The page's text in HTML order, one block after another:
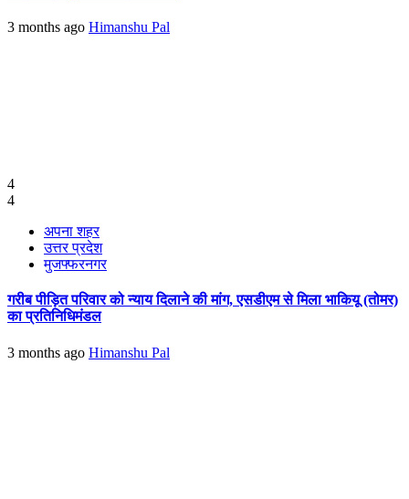
3 months ago Himanshu Pal
4
4
अपना शहर
उत्तर प्रदेश
मुजफ्फरनगर
गरीब पीड़ित परिवार को न्याय दिलाने की मांग, एसडीएम से मिला भाकियू (तोमर)
का प्रतिनिधिमंडल
3 months ago Himanshu Pal